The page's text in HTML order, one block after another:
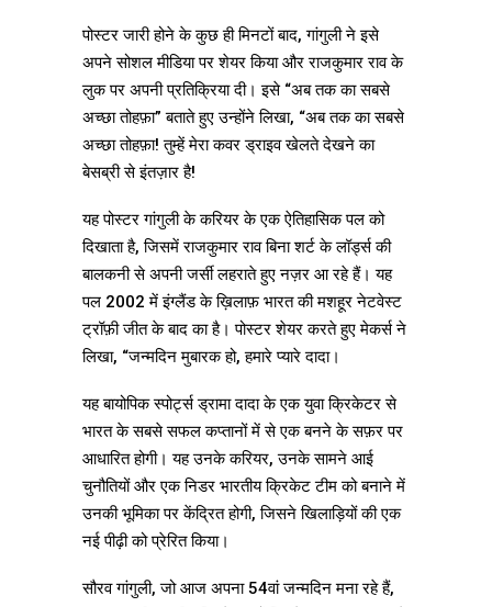
पोस्टर जारी होने के कुछ ही मिनटों बाद, गांगुली ने इसे
अपने सोशल मीडिया पर शेयर किया और राजकुमार राव के
लुक पर अपनी प्रतिक्रिया दी। इसे “अब तक का सबसे
अच्छा तोहफ़ा” बताते हुए उन्होंने लिखा, “अब तक का सबसे
अच्छा तोहफ़ा! तुम्हें मेरा कवर ड्राइव खेलते देखने का
बेसब्री से इंतज़ार है!
यह पोस्टर गांगुली के करियर के एक ऐतिहासिक पल को
दिखाता है, जिसमें राजकुमार राव बिना शर्ट के लॉर्ड्स की
बालकनी से अपनी जर्सी लहराते हुए नज़र आ रहे हैं। यह
पल 2002 में इंग्लैंड के ख़िलाफ़ भारत की मशहूर नेटवेस्ट
ट्रॉफ़ी जीत के बाद का है। पोस्टर शेयर करते हुए मेकर्स ने
लिखा, “जन्मदिन मुबारक हो, हमारे प्यारे दादा।
यह बायोपिक स्पोर्ट्स ड्रामा दादा के एक युवा क्रिकेटर से
भारत के सबसे सफल कप्तानों में से एक बनने के सफ़र पर
आधारित होगी। यह उनके करियर, उनके सामने आई
चुनौतियों और एक निडर भारतीय क्रिकेट टीम को बनाने में
उनकी भूमिका पर केंद्रित होगी, जिसने खिलाड़ियों की एक
नई पीढ़ी को प्रेरित किया।
सौरव गांगुली, जो आज अपना 54वां जन्मदिन मना रहे हैं,